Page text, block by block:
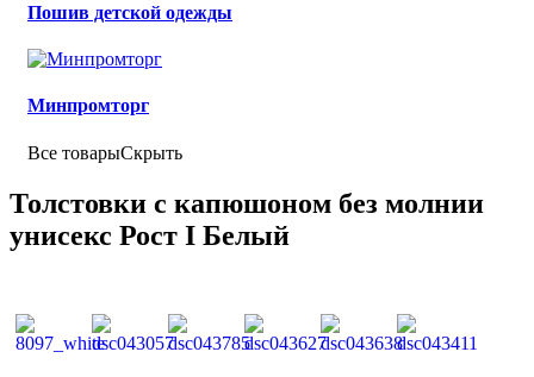
Пошив детской одежды
Минпромторг
Все товарыСкрыть
Толстовки с капюшоном без молнии
унисекс Рост I Белый